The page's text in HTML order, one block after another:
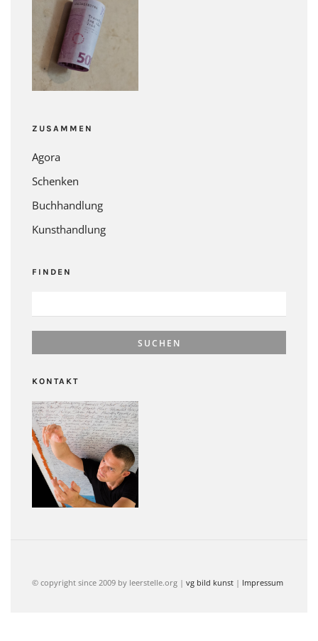
ZUSAMMEN
Agora
Schenken
Buchhandlung
Kunsthandlung
FINDEN
NACH:
KONTAKT
© copyright since 2009 by leerstelle.org | vg bild kunst | Impressum